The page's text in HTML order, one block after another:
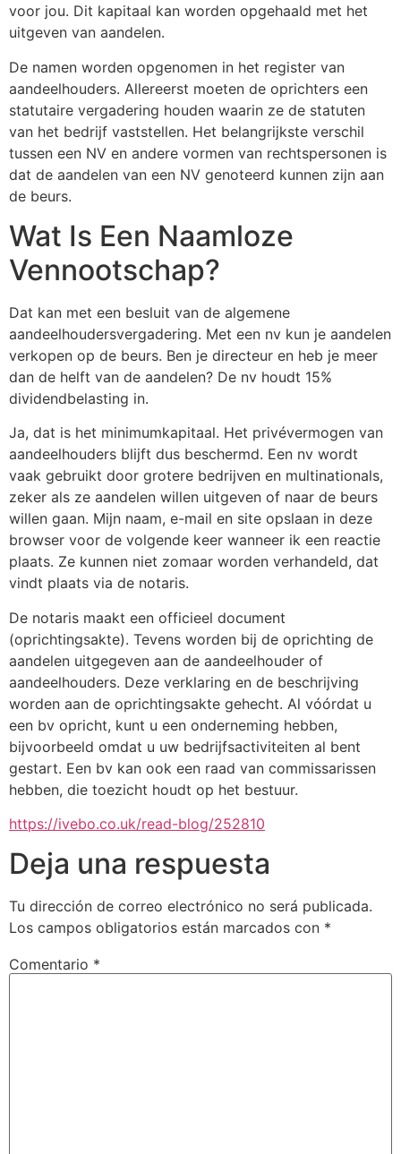
voor jou. Dit kapitaal kan worden opgehaald met het
uitgeven van aandelen.
De namen worden opgenomen in het register van
aandeelhouders. Allereerst moeten de oprichters een
statutaire vergadering houden waarin ze de statuten
van het bedrijf vaststellen. Het belangrijkste verschil
tussen een NV en andere vormen van rechtspersonen is
dat de aandelen van een NV genoteerd kunnen zijn aan
de beurs.
Wat Is Een Naamloze
Vennootschap?
Dat kan met een besluit van de algemene
aandeelhoudersvergadering. Met een nv kun je aandelen
verkopen op de beurs. Ben je directeur en heb je meer
dan de helft van de aandelen? De nv houdt 15%
dividendbelasting in.
Ja, dat is het minimumkapitaal. Het privévermogen van
aandeelhouders blijft dus beschermd. Een nv wordt
vaak gebruikt door grotere bedrijven en multinationals,
zeker als ze aandelen willen uitgeven of naar de beurs
willen gaan. Mijn naam, e-mail en site opslaan in deze
browser voor de volgende keer wanneer ik een reactie
plaats. Ze kunnen niet zomaar worden verhandeld, dat
vindt plaats via de notaris.
De notaris maakt een officieel document
(oprichtingsakte). Tevens worden bij de oprichting de
aandelen uitgegeven aan de aandeelhouder of
aandeelhouders. Deze verklaring en de beschrijving
worden aan de oprichtingsakte gehecht. Al vóórdat u
een bv opricht, kunt u een onderneming hebben,
bijvoorbeeld omdat u uw bedrijfsactiviteiten al bent
gestart. Een bv kan ook een raad van commissarissen
hebben, die toezicht houdt op het bestuur.
https://ivebo.co.uk/read-blog/252810
Deja una respuesta
Tu dirección de correo electrónico no será publicada.
Los campos obligatorios están marcados con *
Comentario *